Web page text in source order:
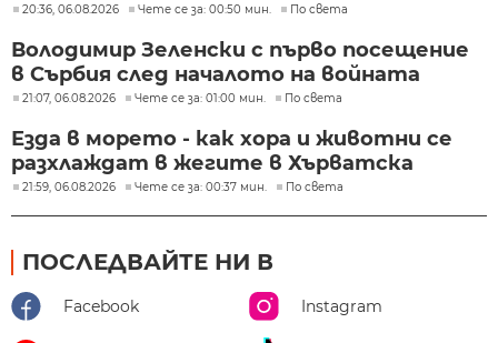
20:36, 06.08.2026 Чете се за: 00:50 мин. По света
Володимир Зеленски с първо посещение
в Сърбия след началото на войната
21:07, 06.08.2026 Чете се за: 01:00 мин. По света
Езда в морето - как хора и животни се
разхлаждат в жегите в Хърватска
21:59, 06.08.2026 Чете се за: 00:37 мин. По света
ПОСЛЕДВАЙТЕ НИ В
Facebook Instagram